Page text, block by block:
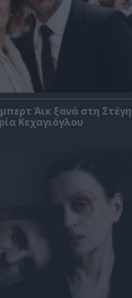
Άικ ξανά στη
Κεχαγιόγλου